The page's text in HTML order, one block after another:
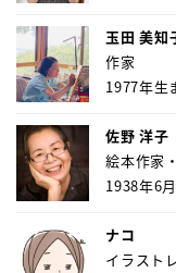
玉田 美知
作家
1977年生
佐野 洋子
絵本作家
1938年6
ナコ
イラスト